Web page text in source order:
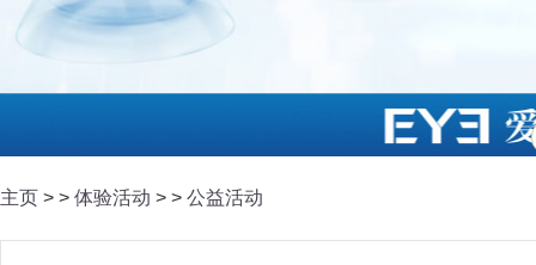
主页 > > 体验活动 > > 公益活动